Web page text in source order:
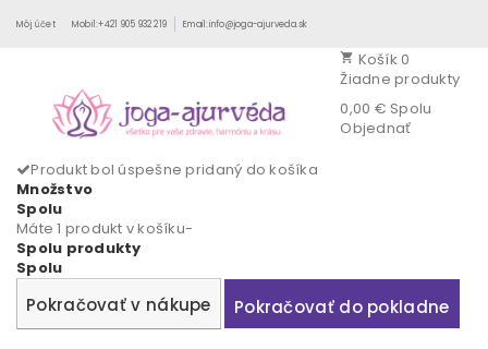
Môj účet Mobil:+421 905 932 219 Email:info@joga-ajurveda.sk
shopping_cart Košík 0
Žiadne produkty
0,00 € Spolu
Objednať
Produkt bol úspešne pridaný do košíka
Množstvo
Spolu
Máte 1 produkt v košíku-
Spolu produkty
Spolu
Pokračovať v nákupe Pokračovať do pokladne